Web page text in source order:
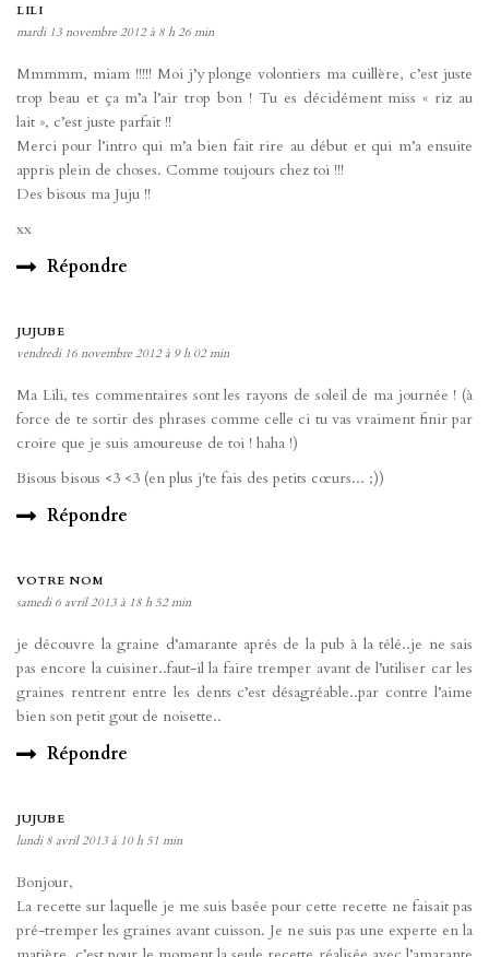
LILI
mardi 13 novembre 2012 à 8 h 26 min
Mmmmm, miam !!!!! Moi j’y plonge volontiers ma cuillère, c’est juste
trop beau et ça m’a l’air trop bon ! Tu es décidément miss « riz au
lait », c’est juste parfait !!
Merci pour l’intro qui m’a bien fait rire au début et qui m’a ensuite
appris plein de choses. Comme toujours chez toi !!!
Des bisous ma Juju !!
xx
Répondre
JUJUBE
vendredi 16 novembre 2012 à 9 h 02 min
Ma Lili, tes commentaires sont les rayons de soleil de ma journée ! (à
force de te sortir des phrases comme celle ci tu vas vraiment finir par
croire que je suis amoureuse de toi ! haha !)
Bisous bisous <3 <3 (en plus j'te fais des petits cœurs... ;))
Répondre
VOTRE NOM
samedi 6 avril 2013 à 18 h 52 min
je découvre la graine d’amarante aprés de la pub à la télé..je ne sais
pas encore la cuisiner..faut-il la faire tremper avant de l’utiliser car les
graines rentrent entre les dents c’est désagréable..par contre l’aime
bien son petit gout de noisette..
Répondre
JUJUBE
lundi 8 avril 2013 à 10 h 51 min
Bonjour,
La recette sur laquelle je me suis basée pour cette recette ne faisait pas
pré-tremper les graines avant cuisson. Je ne suis pas une experte en la